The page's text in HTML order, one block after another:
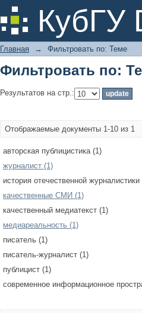
КубГУ
Фильтровать по:
Главная → Фильтровать по: Теме
Фильтровать по:
Результатов на стр.:
Отображаемые документы 1-10 из 1
авторская публицистика (1)
журналист (1)
история отечественной журналистики
качественные СМИ (1)
качественный медиатекст (1)
медиареальность (1)
писатель (1)
писатель-журналист (1)
публицист (1)
современное информационное